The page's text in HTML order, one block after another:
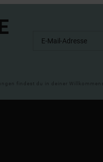
findest du in deiner